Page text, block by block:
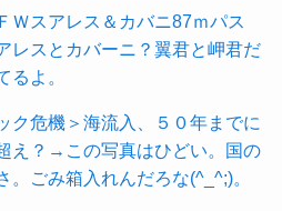
Ｗスアレス＆カバニ87ｍパス
レスとカバーニ？翼君と岬君だ
るよ。
ク危機＞海流入、５０年までに
え？→この写真はひどい。国の
。ごみ箱入れんだろな(^_^;)。